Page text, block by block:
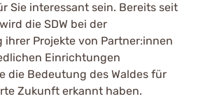
Sie interessant sein. Bereits seit
die SDW bei der
ihrer Projekte von Partner:innen
Einrichtungen
die Bedeutung des Waldes für
Zukunft erkannt haben.